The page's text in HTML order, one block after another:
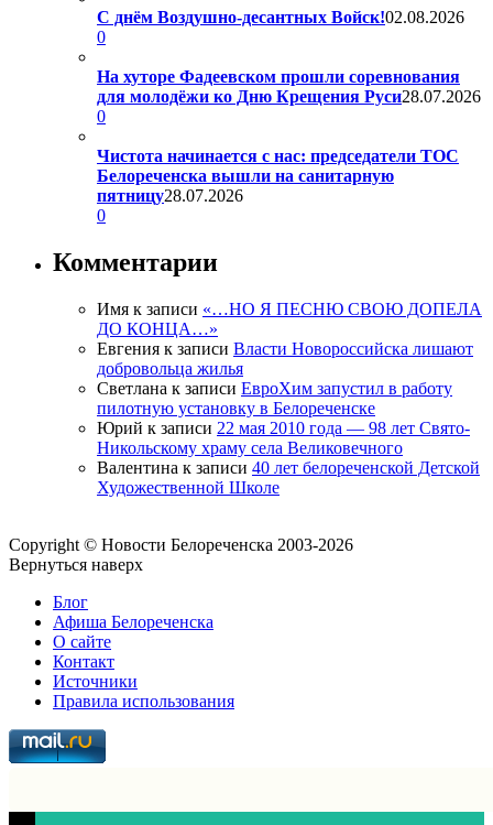
С днём Воздушно-десантных Войск!02.08.2026
0
На хуторе Фадеевском прошли соревнования
для молодёжи ко Дню Крещения Руси28.07.2026
0
Чистота начинается с нас: председатели ТОС
Белореченска вышли на санитарную
пятницу28.07.2026
0
Комментарии
Имя к записи «…НО Я ПЕСНЮ СВОЮ ДОПЕЛА
ДО КОНЦА…»
Евгения к записи Власти Новороссийска лишают
добровольца жилья
Светлана к записи ЕвроХим запустил в работу
пилотную установку в Белореченске
Юрий к записи 22 мая 2010 года — 98 лет Свято-
Никольскому храму села Великовечного
Валентина к записи 40 лет белореченской Детской
Художественной Школе
Copyright © Новости Белореченска 2003-2026
Вернуться наверх
Блог
Афиша Белореченска
О сайте
Контакт
Источники
Правила использования